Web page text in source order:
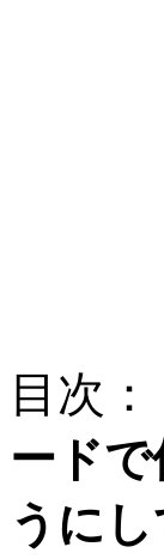
目次
ード
うにし